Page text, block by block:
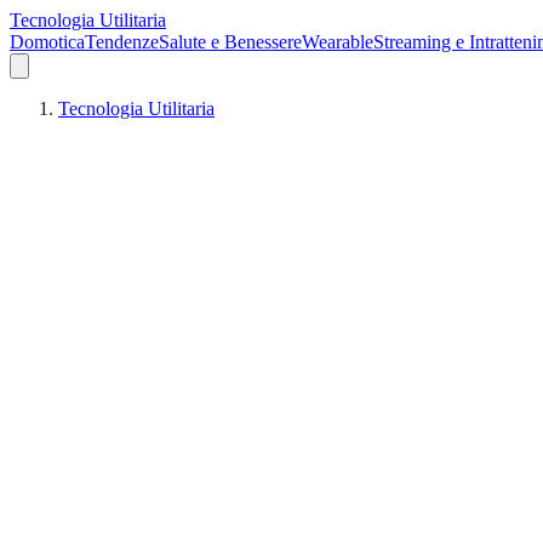
Tecnologia Utilitaria
DomoticaTendenzeSalute e BenessereWearableStreaming e
Tecnologia Utilitaria